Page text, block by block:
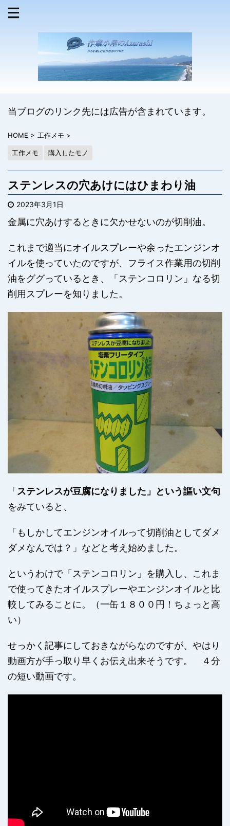
当ブログのリンク先には広告が含まれています。
HOME > 工作メモ >
工作メモ 購入したモノ
ステンレスの穴あけにはひまわり油
2023年3月1日
金属に穴あけするときに欠かせないのが切削油。
これまで適当にオイルスプレーや余ったエンジンオ
イルを使っていたのですが、フライス作業用の切削
油をググっているとき、「ステンコロリン」なる切
削用スプレーを知りました。
「ステンレスが豆腐になりました」という謳い文句
をみていると、
「もしかしてエンジンオイルって切削油としてダメ
ダメなんでは？」などと考え始めました。
というわけで「ステンコロリン」を購入し、これま
で使ってきたオイルスプレーやエンジンオイルと比
較してみることに。（一缶１８００円！ちょっと高
い）
せっかく記事にしておきながらなのですが、やはり
動画方が手っ取り早くお伝え出来そうです。 ４分
の短い動画です。